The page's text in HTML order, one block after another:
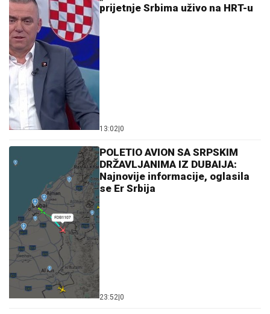
prijetnje Srbima uživo na HRT-u
13:02 0
POLETIO AVION SA SRPSKIM
DRŽAVLJANIMA IZ DUBAIJA:
Najnovije informacije, oglasila
se Er Srbija
23:52 0